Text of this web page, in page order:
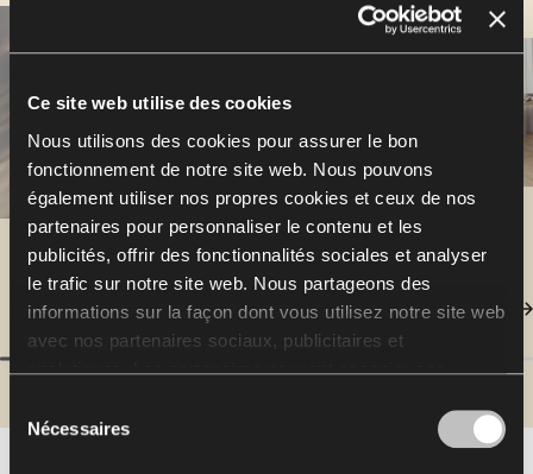
Ce site web utilise des cookies
Nous utilisons des cookies pour assurer le bon
fonctionnement de notre site web. Nous pouvons
également utiliser nos propres cookies et ceux de nos
partenaires pour personnaliser le contenu et les
publicités, offrir des fonctionnalités sociales et analyser
le trafic sur notre site web. Nous partageons des
informations sur la façon dont vous utilisez notre site web
avec nos partenaires sociaux, publicitaires et
analytiques. Les partenaires peuvent associer ces
obtenues lors de l'utilisation de leurs services.
du Nécessaires